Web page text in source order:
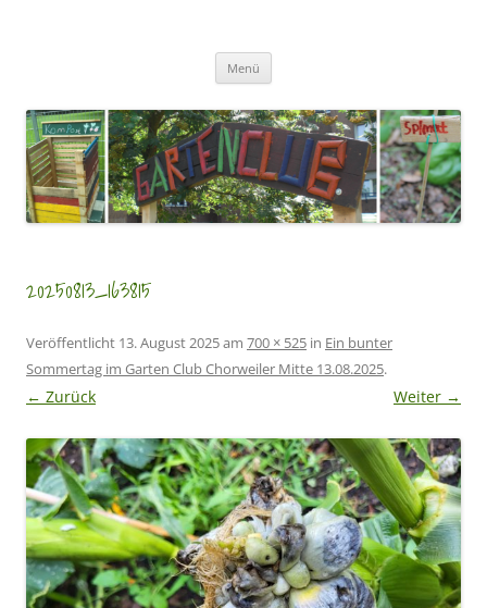
Menü
20250813_163815
Veröffentlicht 13. August 2025am 700 × 525 in Ein bunter
Sommertag im Garten Club Chorweiler Mitte 13.08.2025.
← Zurück Weiter →